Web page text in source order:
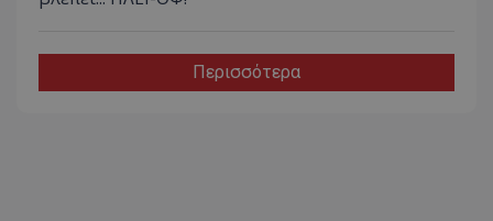
Περισσότερα